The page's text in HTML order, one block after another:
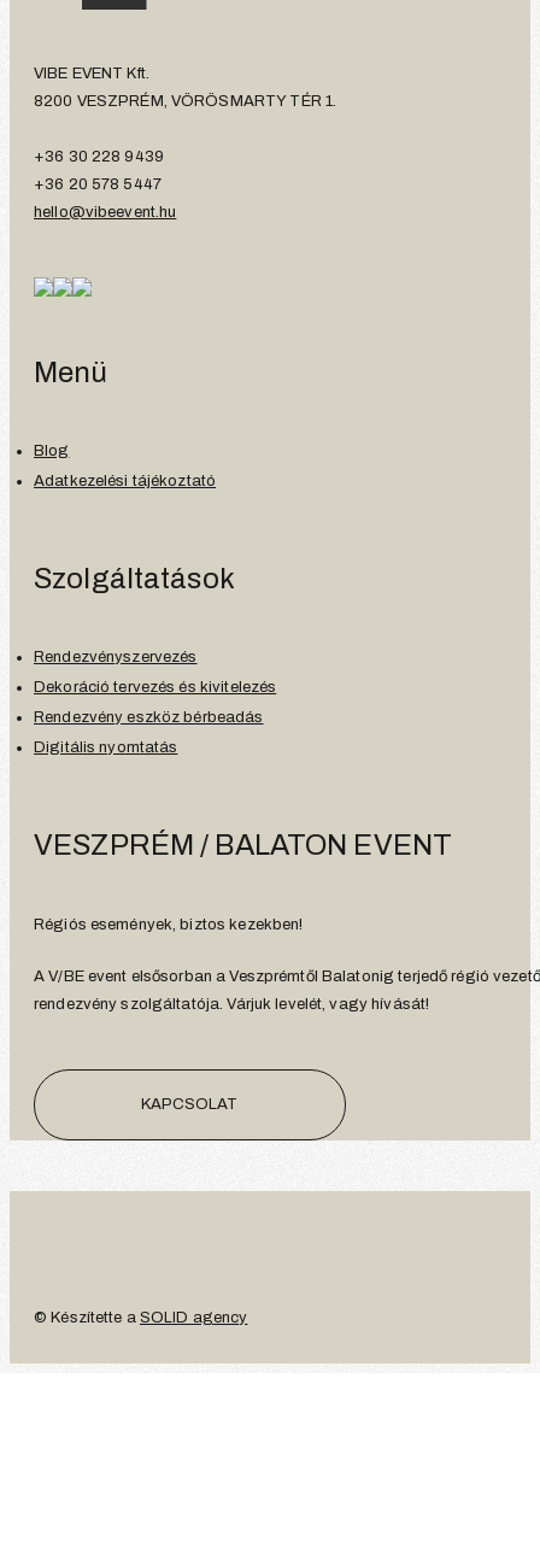
VIBE EVENT Kft.
8200 VESZPRÉM, VÖRÖSMARTY TÉR 1.
+36 30 228 9439
+36 20 578 5447
hello@vibeevent.hu
Menü
Blog
Adatkezelési tájékoztató
Szolgáltatások
Rendezvényszervezés
Dekoráció tervezés és kivitelezés
Rendezvény eszköz bérbeadás
Digitális nyomtatás
VESZPRÉM / BALATON EVENT
Régiós események, biztos kezekben!
A V/BE event elsősorban a Veszprémtől Balatonig terjedő régió vezető
rendezvény szolgáltatója. Várjuk levelét, vagy hívását!
KAPCSOLAT
© Készítette a SOLID agency